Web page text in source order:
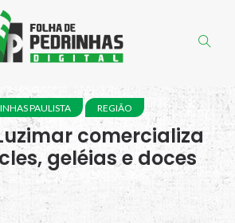
PAULISTA REGIÃO
comercializa
geléias e doces